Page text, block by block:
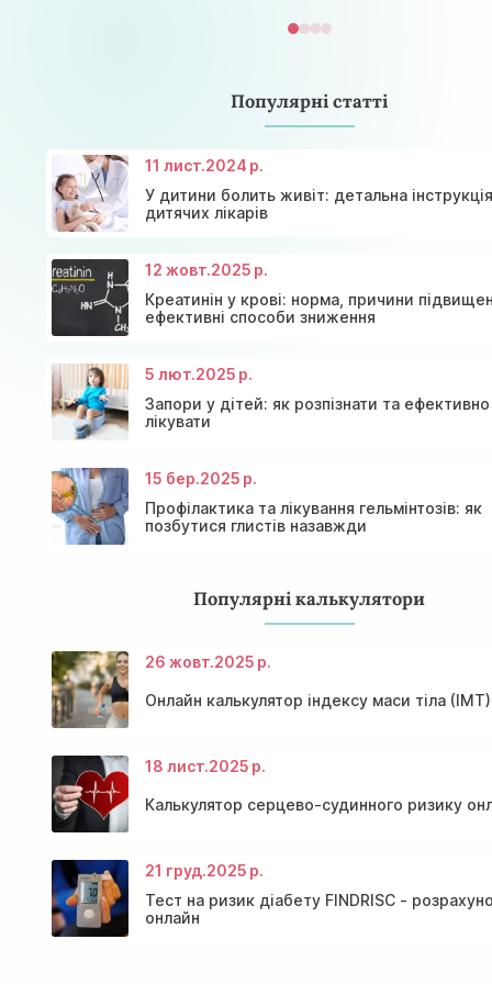
Знижки та акції на масаж у Київі
Консультація ендокринолога та діагностика
залози
Діагностика щитовидної залози
Акція: 20% знижки на консультації лікарів!
Популярні статті
11 лист.2024 р.
У дитини болить живіт: детальна
дитячих лікарів
12 жовт.2025 р.
Креатинін у крові: норма, причини
ефективні способи зниження
5 лют.2025 р.
Запори у дітей: як розпізнати та ефективно
лікувати
15 бер.2025 р.
Профілактика та лікування гельмінтозів: як
позбутися глистів назавжди
Популярні калькулятори
26 жовт.2025 р.
Онлайн калькулятор індексу маси тіла (ІМТ)
18 лист.2025 р.
Калькулятор серцево-судинного ризику
21 груд.2025 р.
Тест на ризик діабету FINDRISC -
онлайн